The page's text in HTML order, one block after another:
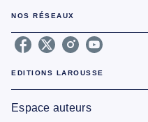
NOS RÉSEAUX
EDITIONS LAROUSSE
Espace auteurs